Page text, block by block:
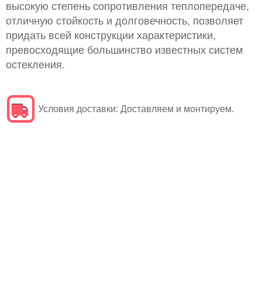
высокую степень сопротивления теплопередаче,
отличную стойкость и долговечность, позволяет
придать всей конструкции характеристики,
превосходящие большинство известных систем
остекления.
Условия доставки: Доставляем и монтируем.